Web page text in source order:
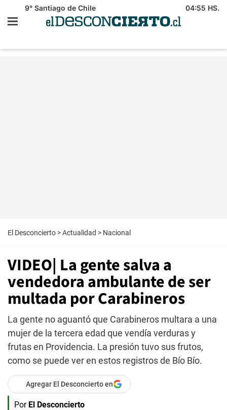
9° Santiago de Chile 04:55 HS.
El Desconcierto >Actualidad > Nacional
VIDEO| La gente salva a
vendedora ambulante de ser
multada por Carabineros
La gente no aguantó que Carabineros multara a una
mujer de la tercera edad que vendía verduras y
frutas en Providencia. La presión tuvo sus frutos,
como se puede ver en estos registros de Bío Bío.
Agregar El Desconcierto en
Por El Desconcierto